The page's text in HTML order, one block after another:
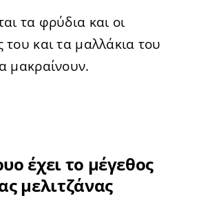
τα φρύδια και οι
του και τα μαλλάκια του
μακραίνουν.
έχει το μέγεθος
μελιτζάνας